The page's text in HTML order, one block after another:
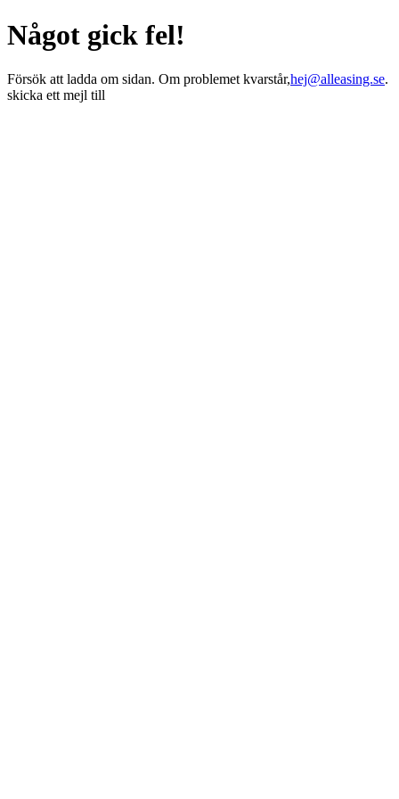
Något gick fel!
Försök att ladda om sidan. Om problemet kvarstår,hej@alleasing.se.
skicka ett mejl till